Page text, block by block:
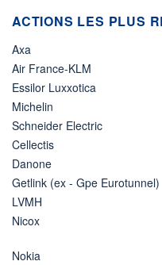
ACTIONS LES PLUS
Axa
Air France-KLM
Essilor Luxxotica
Michelin
Schneider Electric
Cellectis
Danone
Getlink (ex - Gpe Eurotunnel)
LVMH
Nicox
Nokia